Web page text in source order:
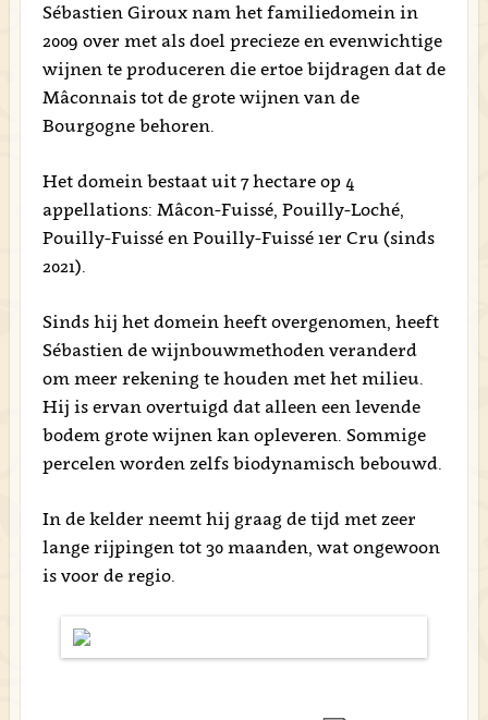
Sébastien Giroux nam het familiedomein in
2009 over met als doel precieze en evenwichtige
wijnen te produceren die ertoe bijdragen dat de
Mâconnais tot de grote wijnen van de
Bourgogne behoren.
Het domein bestaat uit 7 hectare op 4
appellations: Mâcon-Fuissé, Pouilly-Loché,
Pouilly-Fuissé en Pouilly-Fuissé 1er Cru (sinds
2021).
Sinds hij het domein heeft overgenomen, heeft
Sébastien de wijnbouwmethoden veranderd
om meer rekening te houden met het milieu.
Hij is ervan overtuigd dat alleen een levende
bodem grote wijnen kan opleveren. Sommige
percelen worden zelfs biodynamisch bebouwd.
In de kelder neemt hij graag de tijd met zeer
lange rijpingen tot 30 maanden, wat ongewoon
is voor de regio.